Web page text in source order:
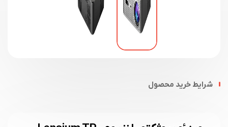
شرایط خرید محصول